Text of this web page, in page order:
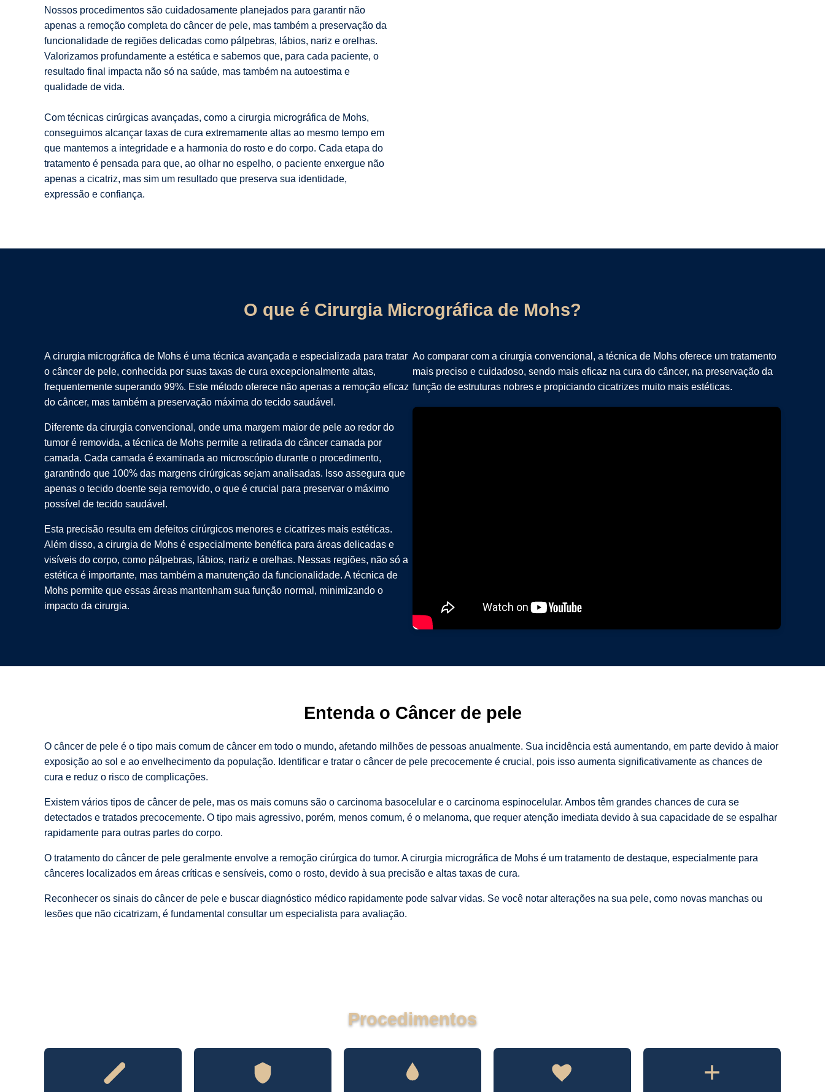
Nossos procedimentos são cuidadosamente planejados para garantir não
apenas a remoção completa do câncer de pele, mas também a preservação da
funcionalidade de regiões delicadas como pálpebras, lábios, nariz e orelhas.
Valorizamos profundamente a estética e sabemos que, para cada paciente, o
resultado final impacta não só na saúde, mas também na autoestima e
qualidade de vida.
Com técnicas cirúrgicas avançadas, como a cirurgia micrográfica de Mohs,
conseguimos alcançar taxas de cura extremamente altas ao mesmo tempo em
que mantemos a integridade e a harmonia do rosto e do corpo. Cada etapa do
tratamento é pensada para que, ao olhar no espelho, o paciente enxergue não
apenas a cicatriz, mas sim um resultado que preserva sua identidade,
expressão e confiança.
O que é Cirurgia Micrográfica de Mohs?
A cirurgia micrográfica de Mohs é uma técnica avançada e especializada para tratar
o câncer de pele, conhecida por suas taxas de cura excepcionalmente altas,
frequentemente superando 99%. Este método oferece não apenas a remoção eficaz
do câncer, mas também a preservação máxima do tecido saudável.
Diferente da cirurgia convencional, onde uma margem maior de pele ao redor do
tumor é removida, a técnica de Mohs permite a retirada do câncer camada por
camada. Cada camada é examinada ao microscópio durante o procedimento,
garantindo que 100% das margens cirúrgicas sejam analisadas. Isso assegura que
apenas o tecido doente seja removido, o que é crucial para preservar o máximo
possível de tecido saudável.
Esta precisão resulta em defeitos cirúrgicos menores e cicatrizes mais estéticas.
Além disso, a cirurgia de Mohs é especialmente benéfica para áreas delicadas e
visíveis do corpo, como pálpebras, lábios, nariz e orelhas. Nessas regiões, não só a
estética é importante, mas também a manutenção da funcionalidade. A técnica de
Mohs permite que essas áreas mantenham sua função normal, minimizando o
impacto da cirurgia.
Ao comparar com a cirurgia convencional, a técnica de Mohs oferece um tratamento
mais preciso e cuidadoso, sendo mais eficaz na cura do câncer, na preservação da
função de estruturas nobres e propiciando cicatrizes muito mais estéticas.
Entenda o Câncer de pele
O câncer de pele é o tipo mais comum de câncer em todo o mundo, afetando milhões de pessoas anualmente. Sua incidência está aumentando, em parte devido à maior
exposição ao sol e ao envelhecimento da população. Identificar e tratar o câncer de pele precocemente é crucial, pois isso aumenta significativamente as chances de
cura e reduz o risco de complicações.
Existem vários tipos de câncer de pele, mas os mais comuns são o carcinoma basocelular e o carcinoma espinocelular. Ambos têm grandes chances de cura se
detectados e tratados precocemente. O tipo mais agressivo, porém, menos comum, é o melanoma, que requer atenção imediata devido à sua capacidade de se espalhar
rapidamente para outras partes do corpo.
O tratamento do câncer de pele geralmente envolve a remoção cirúrgica do tumor. A cirurgia micrográfica de Mohs é um tratamento de destaque, especialmente para
cânceres localizados em áreas críticas e sensíveis, como o rosto, devido à sua precisão e altas taxas de cura.
Reconhecer os sinais do câncer de pele e buscar diagnóstico médico rapidamente pode salvar vidas. Se você notar alterações na sua pele, como novas manchas ou
lesões que não cicatrizam, é fundamental consultar um especialista para avaliação.
Procedimentos